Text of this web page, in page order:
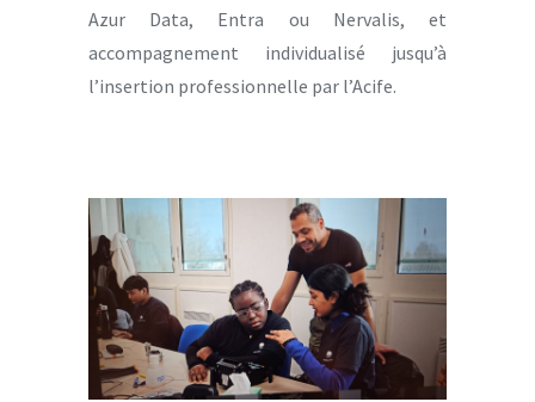
Azur Data, Entra ou Nervalis, et
accompagnement individualisé jusqu’à
l’insertion professionnelle par l’Acife.